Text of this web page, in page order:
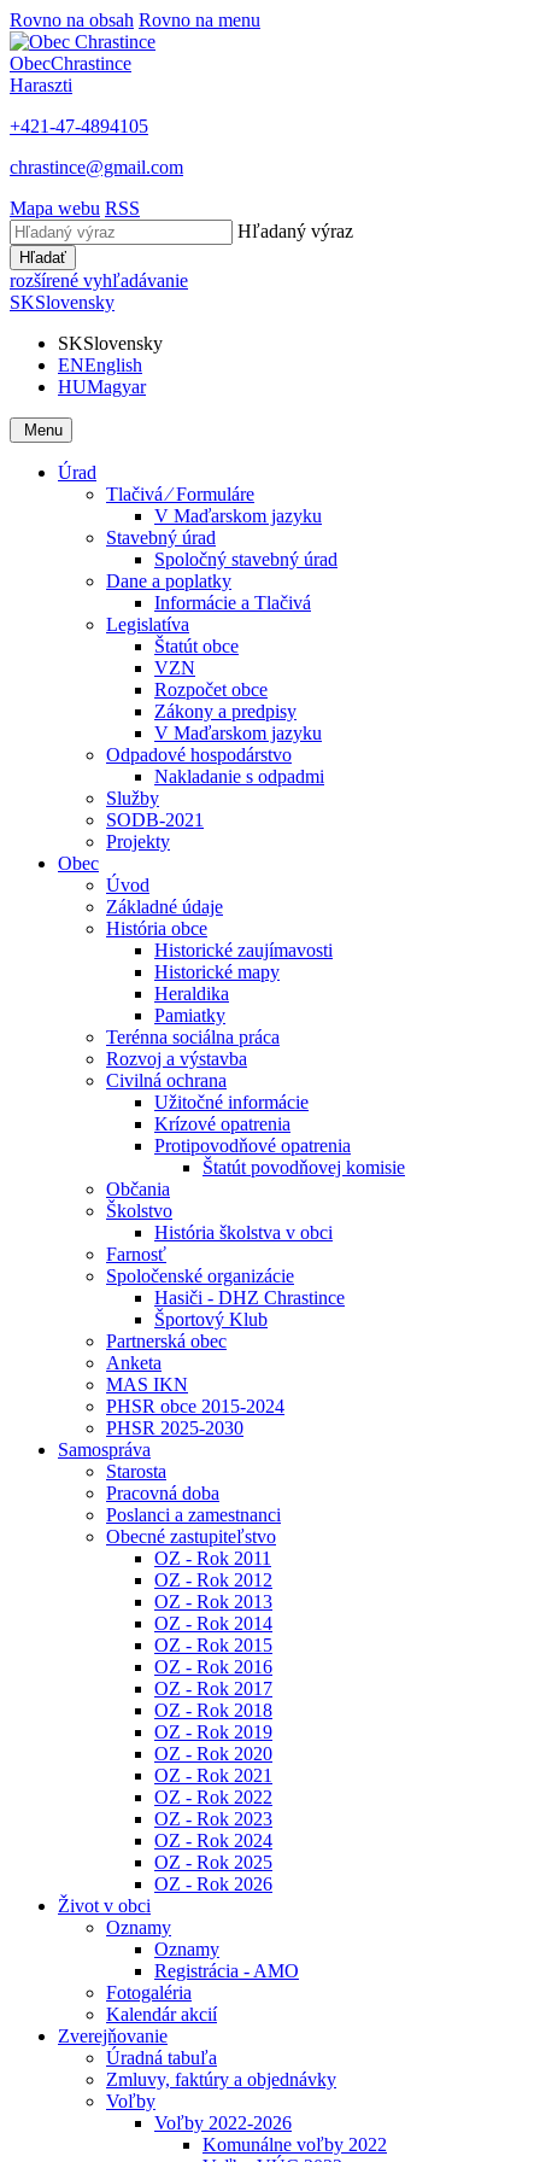
Rovno na obsah Rovno na menu
ObecChrastince
Haraszti
+421-47-4894105
chrastince@gmail.com
Mapa webu RSS
Hľadaný výraz
Hľadať
rozšírené vyhľadávanie
SKSlovensky
SKSlovensky
ENEnglish
HUMagyar
Menu
Úrad
Tlačivá ⁄ Formuláre
V Maďarskom jazyku
Stavebný úrad
Spoločný stavebný úrad
Dane a poplatky
Informácie a Tlačivá
Legislatíva
Štatút obce
VZN
Rozpočet obce
Zákony a predpisy
V Maďarskom jazyku
Odpadové hospodárstvo
Nakladanie s odpadmi
Služby
SODB-2021
Projekty
Obec
Úvod
Základné údaje
História obce
Historické zaujímavosti
Historické mapy
Heraldika
Pamiatky
Terénna sociálna práca
Rozvoj a výstavba
Civilná ochrana
Užitočné informácie
Krízové opatrenia
Protipovodňové opatrenia
Štatút povodňovej komisie
Občania
Školstvo
História školstva v obci
Farnosť
Spoločenské organizácie
Hasiči - DHZ Chrastince
Športový Klub
Partnerská obec
Anketa
MAS IKN
PHSR obce 2015-2024
PHSR 2025-2030
Samospráva
Starosta
Pracovná doba
Poslanci a zamestnanci
Obecné zastupiteľstvo
OZ - Rok 2011
OZ - Rok 2012
OZ - Rok 2013
OZ - Rok 2014
OZ - Rok 2015
OZ - Rok 2016
OZ - Rok 2017
OZ - Rok 2018
OZ - Rok 2019
OZ - Rok 2020
OZ - Rok 2021
OZ - Rok 2022
OZ - Rok 2023
OZ - Rok 2024
OZ - Rok 2025
OZ - Rok 2026
Život v obci
Oznamy
Oznamy
Registrácia - AMO
Fotogaléria
Kalendár akcií
Zverejňovanie
Úradná tabuľa
Zmluvy, faktúry a objednávky
Voľby
Voľby 2022-2026
Komunálne voľby 2022